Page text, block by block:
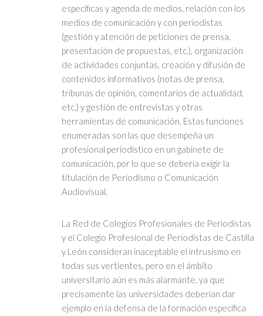
específicas y agenda de medios, relación con los
medios de comunicación y con periodistas
(gestión y atención de peticiones de prensa,
presentación de propuestas, etc.), organización
de actividades conjuntas, creación y difusión de
contenidos informativos (notas de prensa,
tribunas de opinión, comentarios de actualidad,
etc.) y gestión de entrevistas y otras
herramientas de comunicación. Estas funciones
enumeradas son las que desempeña un
profesional periodístico en un gabinete de
comunicación, por lo que se debería exigir la
titulación de Periodismo o Comunicación
Audiovisual.
La Red de Colegios Profesionales de Periodistas
y el Colegio Profesional de Periodistas de Castilla
y León consideran inaceptable el intrusismo en
todas sus vertientes, pero en el ámbito
universitario aún es más alarmante, ya que
precisamente las universidades deberían dar
ejemplo en la defensa de la formación específica